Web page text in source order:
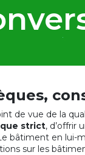
de vue de la
strict, d’offrir
bâtiment en
sur les